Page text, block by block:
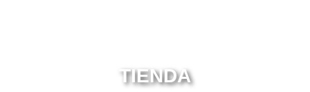
TIENDA